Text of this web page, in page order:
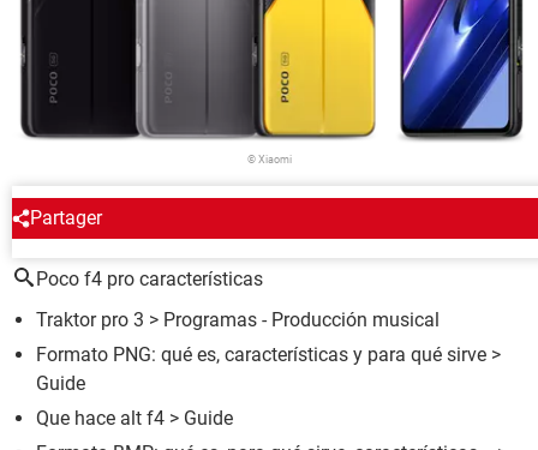
© Xiaomi
Partager
ALREDEDOR DEL MISMO TEMA
Poco f4 pro características
Traktor pro 3 > Programas - Producción musical
Formato PNG: qué es, características y para qué sirve >
Guide
Que hace alt f4 > Guide